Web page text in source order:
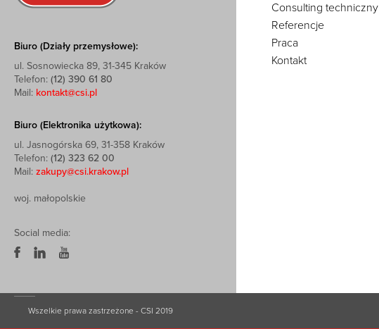
Biuro (Działy przemysłowe):
ul. Sosnowiecka 89, 31-345 Kraków
Telefon: (12) 390 61 80
Mail: kontakt@csi.pl
Biuro (Elektronika użytkowa):
ul. Jasnogórska 69, 31-358 Kraków
Telefon: (12) 323 62 00
Mail: zakupy@csi.krakow.pl
woj. małopolskie
Social media:
Consulting techniczny
Referencje
Praca
Kontakt
Wszelkie prawa zastrzeżone - CSI 2019